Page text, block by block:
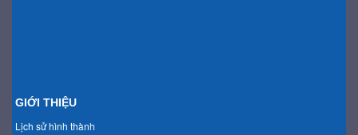
GIỚI THIỆU
Lịch sử hình thành